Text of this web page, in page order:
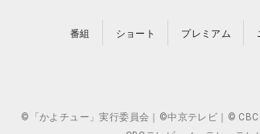
番組 ショート プレミアム
©「かよチュー」実行委員会｜©中京テレビ｜©